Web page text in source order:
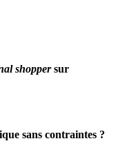
shoppersur
sans contraintes ?